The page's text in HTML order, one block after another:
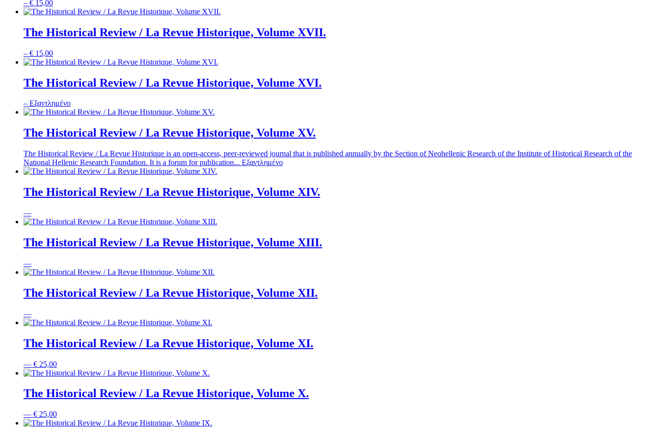
– € 15,00
The Historical Review / La Revue Historique, Volume XVII.
– € 15,00
The Historical Review / La Revue Historique, Volume XVI.
– Εξαντλημένο
The Historical Review / La Revue Historique, Volume XV.
The Historical Review / La Revue Historique is an open-access, peer-reviewed journal that is published annually by the Section of Neohellenic Research of the Institute of Historical Research of the
National Hellenic Research Foundation. It is a forum for publication... Εξαντλημένο
The Historical Review / La Revue Historique, Volume XIV.
—
The Historical Review / La Revue Historique, Volume XIII.
—
The Historical Review / La Revue Historique, Volume XII.
—
The Historical Review / La Revue Historique, Volume XI.
— € 25,00
The Historical Review / La Revue Historique, Volume X.
— € 25,00